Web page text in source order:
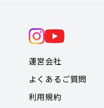
運営会社
よくあるご質問
利用規約